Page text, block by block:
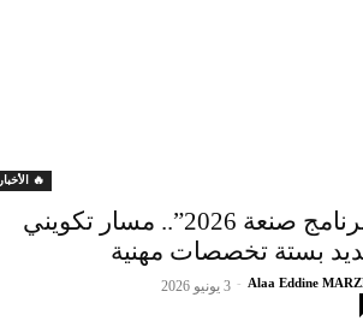
🔥 الأخبار
“برنامج صنعة 2026”.. مسار تكويني
بستة تخصصات مهنية
Alaa Eddine
- 3 يونيو 2026